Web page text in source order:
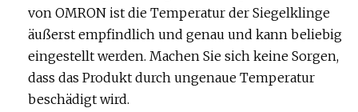
von OMRON ist die Temperatur der Siegelklinge
äußerst empfindlich und genau und kann beliebig
eingestellt werden. Machen Sie sich keine Sorgen,
dass das Produkt durch ungenaue Temperatur
beschädigt wird.